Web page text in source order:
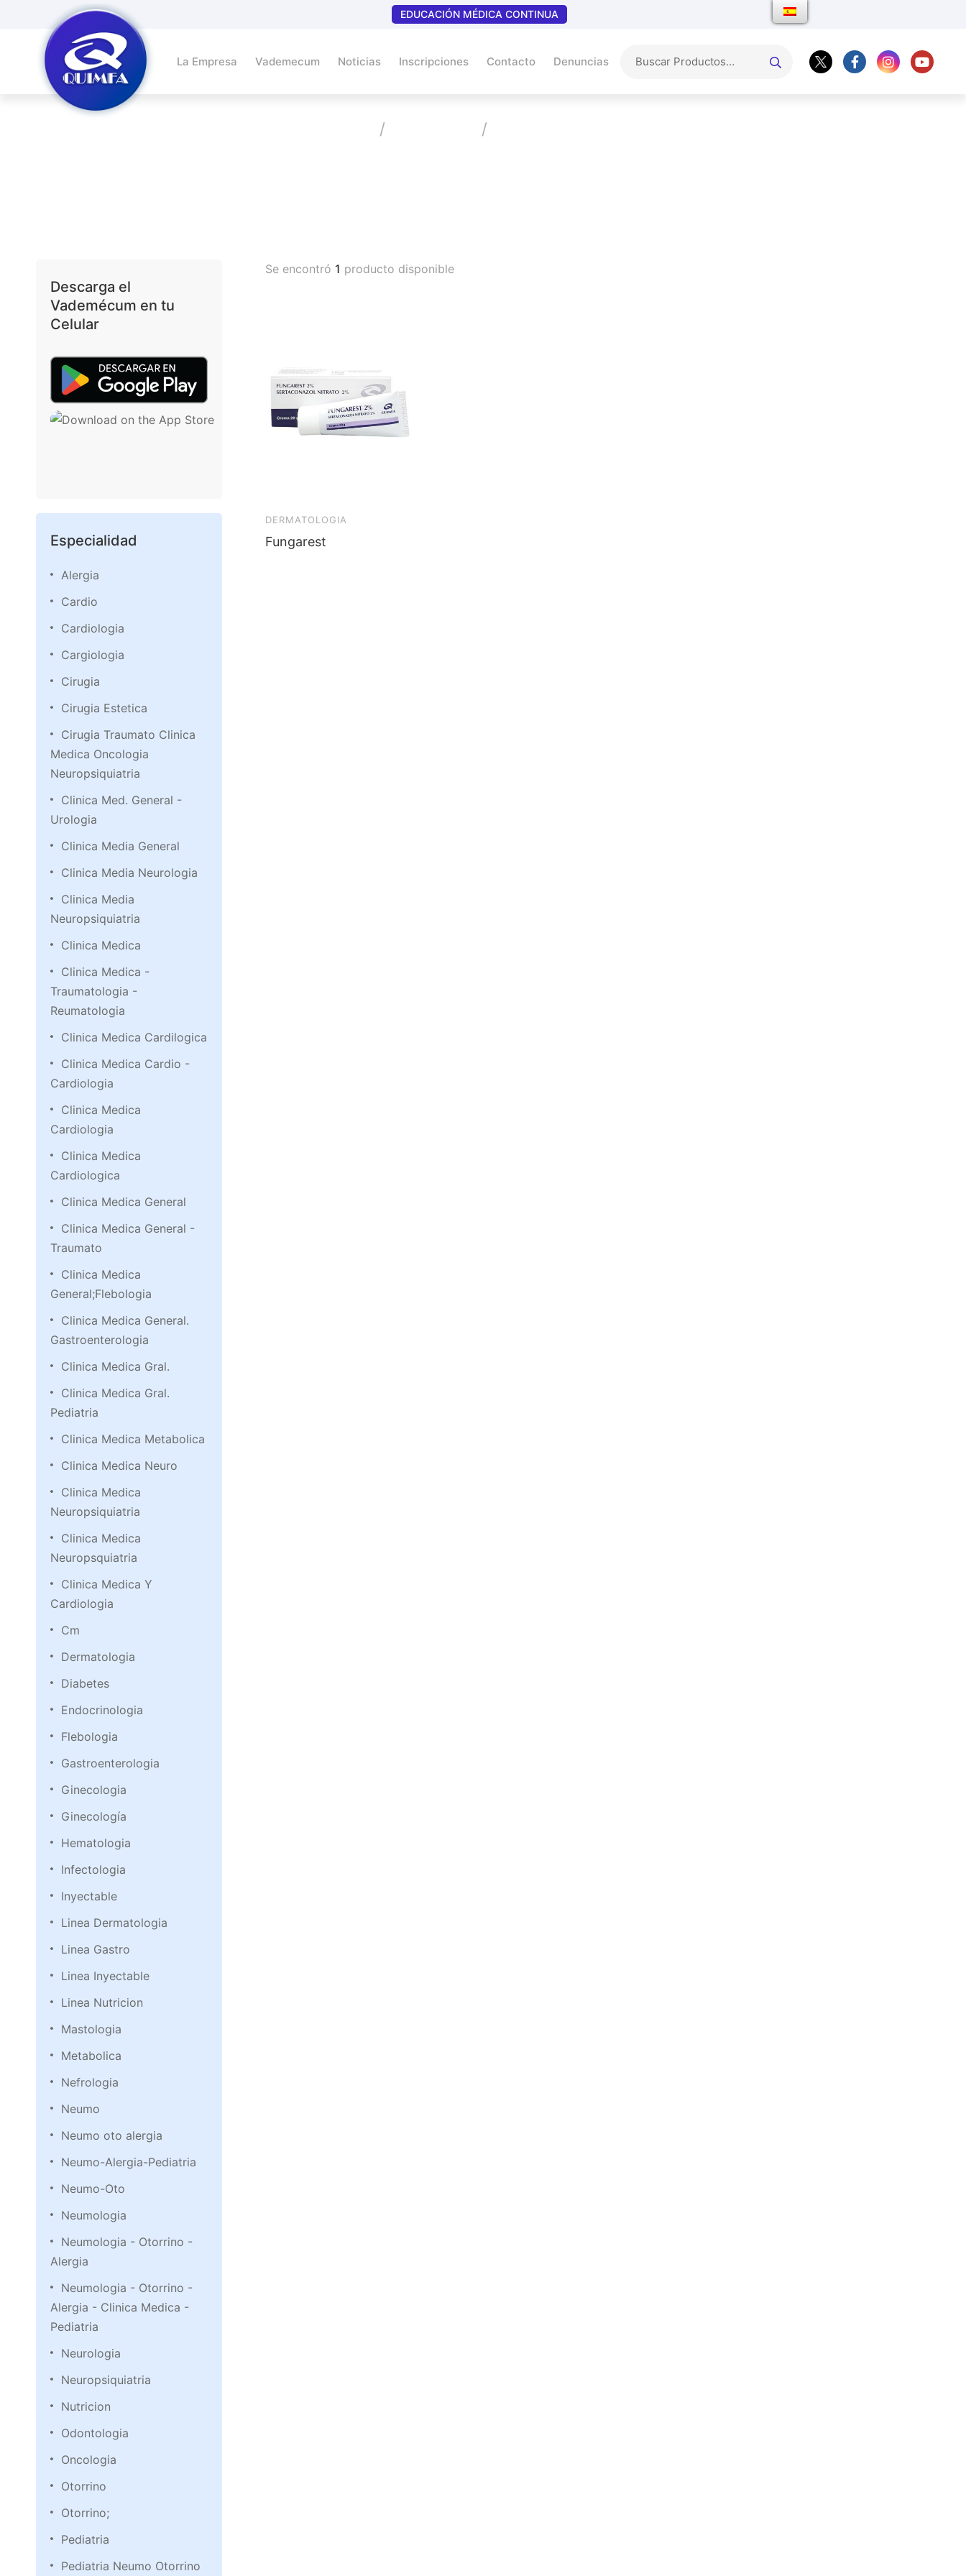
EDUCACIÓN MÉDICA CONTINUA
La Empresa Vademecum Noticias Inscripciones Contacto Denuncias
Descarga el
Vademécum en tu
Celular
Especialidad
Alergia
Cardio
Cardiologia
Cargiologia
Cirugia
Cirugia Estetica
Cirugia Traumato Clinica
Medica Oncologia
Neuropsiquiatria
Clinica Med. General -
Urologia
Clinica Media General
Clinica Media Neurologia
Clinica Media
Neuropsiquiatria
Clinica Medica
Clinica Medica -
Traumatologia -
Reumatologia
Clinica Medica Cardilogica
Clinica Medica Cardio -
Cardiologia
Clinica Medica
Cardiologia
Clinica Medica
Cardiologica
Clinica Medica General
Clinica Medica General -
Traumato
Clinica Medica
General;Flebologia
Clinica Medica General.
Gastroenterologia
Clinica Medica Gral.
Clinica Medica Gral.
Pediatria
Clinica Medica Metabolica
Clinica Medica Neuro
Clinica Medica
Neuropsiquiatria
Clinica Medica
Neuropsquiatria
Clinica Medica Y
Cardiologia
Cm
Dermatologia
Diabetes
Endocrinologia
Flebologia
Gastroenterologia
Ginecologia
Ginecología
Hematologia
Infectologia
Inyectable
Linea Dermatologia
Linea Gastro
Linea Inyectable
Linea Nutricion
Mastologia
Metabolica
Nefrologia
Neumo
Neumo oto alergia
Neumo-Alergia-Pediatria
Neumo-Oto
Neumologia
Neumologia - Otorrino -
Alergia
Neumologia - Otorrino -
Alergia - Clinica Medica -
Pediatria
Neurologia
Neuropsiquiatria
Nutricion
Odontologia
Oncologia
Otorrino
Otorrino;
Pediatria
Pediatria Neumo Otorrino
Se encontró 1 producto disponible
DERMATOLOGIA
Fungarest